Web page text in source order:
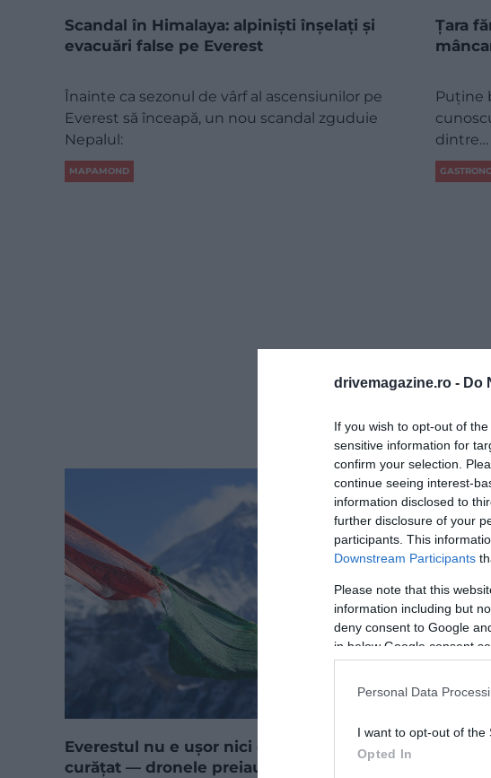
drivemagazine.ro - Do
If you wish to opt-out of
sensitive information for
confirm your selection.
continue seeing interest-
information disclosed to
further disclosure of your
participants. This
Downstream Participants
Please note that this
information including but
deny consent to Google
in below Google consent
Personal Data
I want to opt-out of the
Opted In
Scandal în Himalaya: alpiniști înșelați și
evacuări false pe Everest
Înainte ca sezonul de vârf al ascensiunilor pe
Everest să înceapă, un nou scandal zguduie
Nepalul:
MAPAMOND
Țara
Puține
dintre…
Everestul nu e ușor nici de cucerit, nici de
curățat — dronele preiau misiunea dificilă